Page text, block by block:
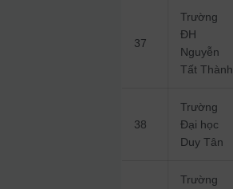
37
Trường
ĐH
Nguyễn
Tất Thành
38
Trường
Đại học
Duy Tân
Trường